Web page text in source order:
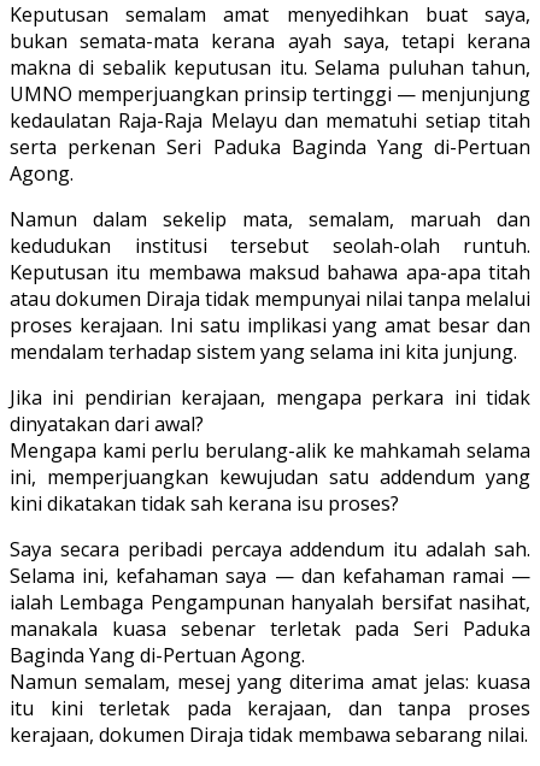
Keputusan semalam amat menyedihkan buat saya,
bukan semata-mata kerana ayah saya, tetapi kerana
makna di sebalik keputusan itu. Selama puluhan tahun,
UMNO memperjuangkan prinsip tertinggi — menjunjung
kedaulatan Raja-Raja Melayu dan mematuhi setiap titah
serta perkenan Seri Paduka Baginda Yang di-Pertuan
Agong.
Namun dalam sekelip mata, semalam, maruah dan
kedudukan institusi tersebut seolah-olah runtuh.
Keputusan itu membawa maksud bahawa apa-apa titah
atau dokumen Diraja tidak mempunyai nilai tanpa melalui
proses kerajaan. Ini satu implikasi yang amat besar dan
mendalam terhadap sistem yang selama ini kita junjung.
Jika ini pendirian kerajaan, mengapa perkara ini tidak
dinyatakan dari awal?
Mengapa kami perlu berulang-alik ke mahkamah selama
ini, memperjuangkan kewujudan satu addendum yang
kini dikatakan tidak sah kerana isu proses?
Saya secara peribadi percaya addendum itu adalah sah.
Selama ini, kefahaman saya — dan kefahaman ramai —
ialah Lembaga Pengampunan hanyalah bersifat nasihat,
manakala kuasa sebenar terletak pada Seri Paduka
Baginda Yang di-Pertuan Agong.
Namun semalam, mesej yang diterima amat jelas: kuasa
itu kini terletak pada kerajaan, dan tanpa proses
kerajaan, dokumen Diraja tidak membawa sebarang nilai.